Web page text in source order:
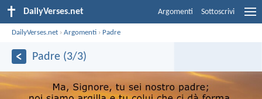
DailyVerses.net Argomenti Sottoscrivi
DailyVerses.net ›Argomenti › Padre
Padre (3/3)